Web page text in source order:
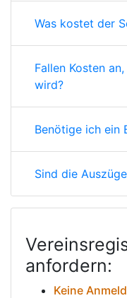
Was kostet der
Fallen Kosten
wird?
Benötige ich ein
Sind die
anfordern:
Keine